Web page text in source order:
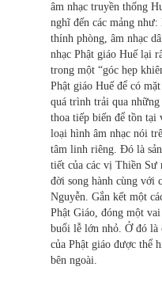
âm nhạc truyền thống
nghĩ đến các mảng như:
thính phòng, âm nhạc
nhạc Phật giáo Huế lại
trong một “góc hẹp
Phật giáo Huế để có
quá trình trải qua
thoa tiếp biến để tồn tại
loại hình âm nhạc nói
tâm linh riêng. Đó là
tiết của các vị Thiền Sư
đời song hành cùng với
Nguyễn. Gắn kết một
Phật Giáo, đóng một
buổi lễ lớn nhỏ. Ở đó là
của Phật giáo được thể
bên ngoài.